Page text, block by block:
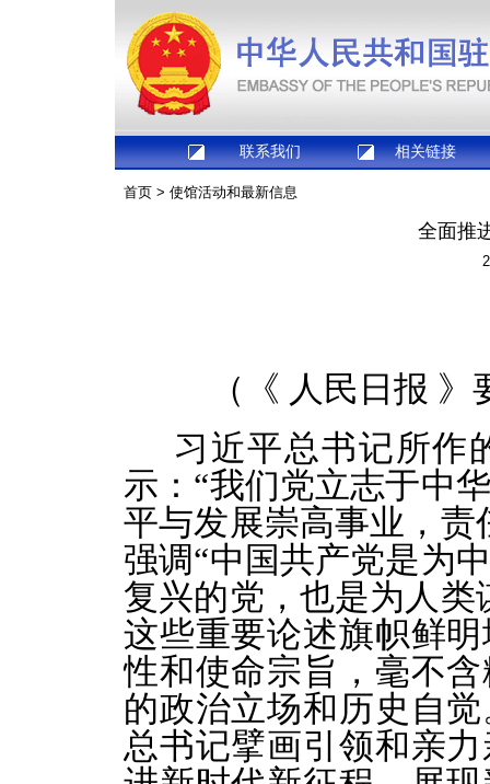
联系我们 相关链接
首页 > 使馆活动和最新信息
全面推
（《 人民日报
习近平总书记所作
示：“我们党立志于中
平与发展崇高事业，责
强调“中国共产党是为
复兴的党，也是为人类
这些重要论述旗帜鲜
性和使命宗旨，毫不
的政治立场和历史自
总书记擘画引领和亲